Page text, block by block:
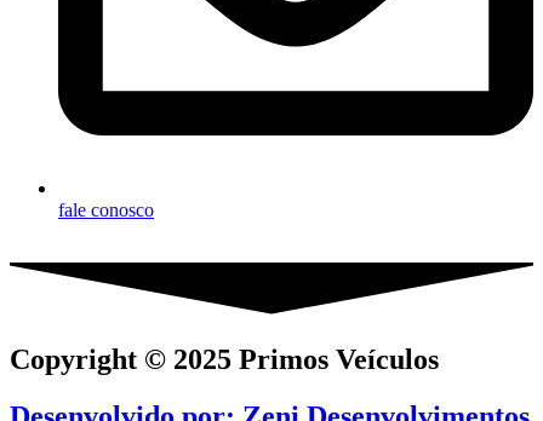
fale conosco
Copyright © 2025 Primos Veículos